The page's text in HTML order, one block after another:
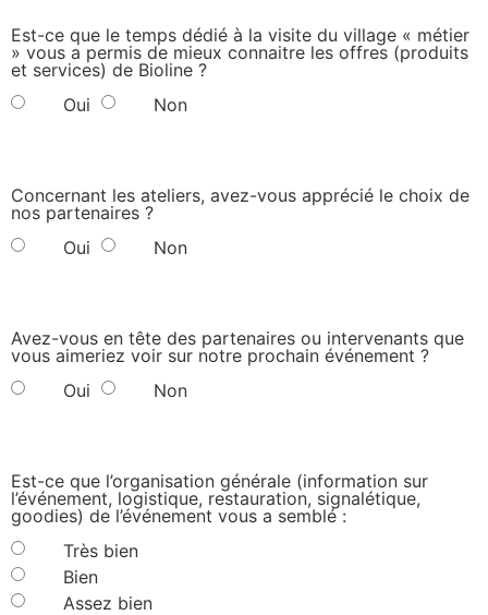
Est-ce que le temps dédié à la visite du village « métier
» vous a permis de mieux connaitre les offres (produits
et services) de Bioline ?
Oui
Non
Concernant les ateliers, avez-vous apprécié le choix de
nos partenaires ?
Oui
Non
Avez-vous en tête des partenaires ou intervenants que
vous aimeriez voir sur notre prochain événement ?
Oui
Non
Est-ce que l’organisation générale (information sur
l’événement, logistique, restauration, signalétique,
goodies) de l’événement vous a semblé :
Très bien
Bien
Assez bien